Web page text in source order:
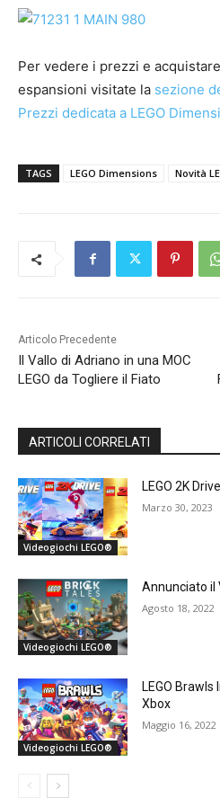
Per vedere i prezzi e
espansioni visitate la sezione
Prezzi dedicata a LEGO
TAGS LEGO Dimensions Novità
Articolo Precedente
Il Vallo di Adriano in una MOC
LEGO da Togliere il Fiato
ARTICOLI CORRELATI
Videogiochi LEGO®
LEGO 2K
Marzo 30, 2023
Videogiochi LEGO®
Annunciato il
Agosto 18, 2022
Videogiochi LEGO®
LEGO
Xbox
Maggio 16, 2022